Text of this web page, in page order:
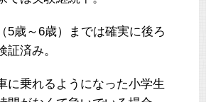
5歳～6歳）までは確実に後ろ
証済み。
に乗れるようになった小学生